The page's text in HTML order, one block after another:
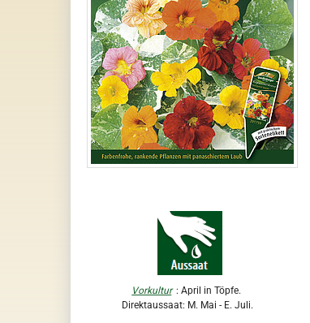
Vorkultur : April in Töpfe.
Direktaussaat: M. Mai - E. Juli.